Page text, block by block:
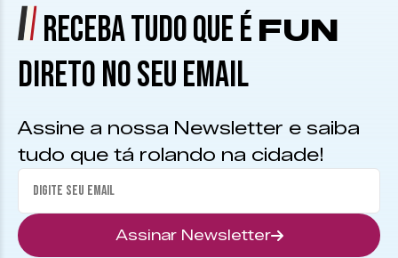
RECEBA TUDO QUE É FUN
DIRETO NO SEU EMAIL
Assine a nossa Newsletter e saiba
tudo que tá rolando na cidade!
Assinar Newsletter